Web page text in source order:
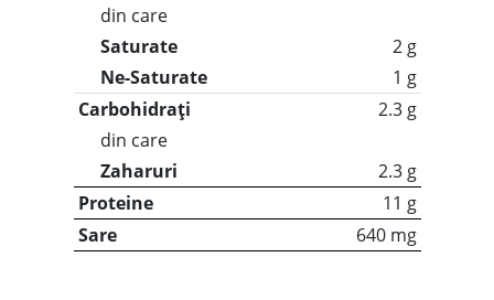
din care
Saturate
2 g
Ne-Saturate
1 g
Carbohidrați
2.3 g
din care
Zaharuri
2.3 g
Proteine
11 g
Sare
640 mg